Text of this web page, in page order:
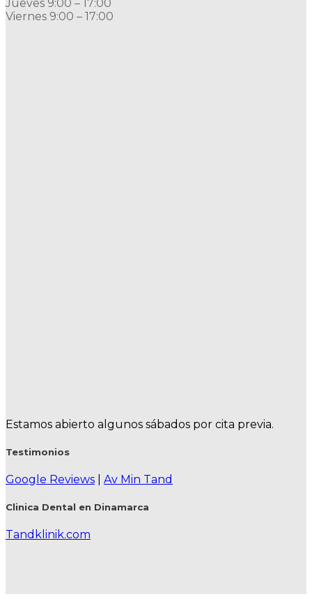
Jueves 9:00 – 17:00
Viernes 9:00 – 17:00
Estamos abierto algunos sábados por cita previa.
Testimonios
Google Reviews Av Min Tand
Clinica Dental en Dinamarca
Tandklinik.com